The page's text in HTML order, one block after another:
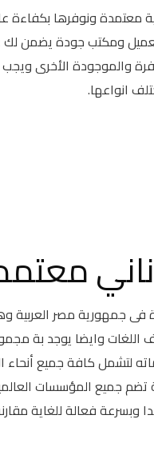
معتمدة ونوفرها بكفاءة
ومكتب جودة يضمن
والموجودة الأخرى
انواعها.
جمهورية مصر العربية
وايضا يوجد بة
لتشمل كافة جميع أنحاء
تضم جميع المؤسسات
فعالة للغاية